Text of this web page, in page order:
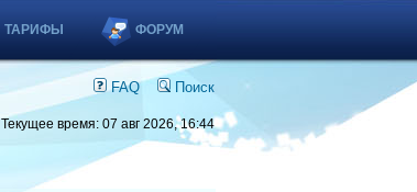
ТАРИФЫ ФОРУМ
FAQ Поиск
Текущее время: 07 авг 2026, 16:44